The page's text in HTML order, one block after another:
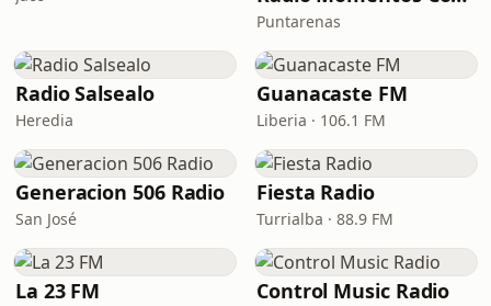
Puntarenas
Radio Salsealo
Heredia
Guanacaste FM
Liberia · 106.1 FM
Generacion 506 Radio
San José
Fiesta Radio
Turrialba · 88.9 FM
La 23 FM Control Music Radio